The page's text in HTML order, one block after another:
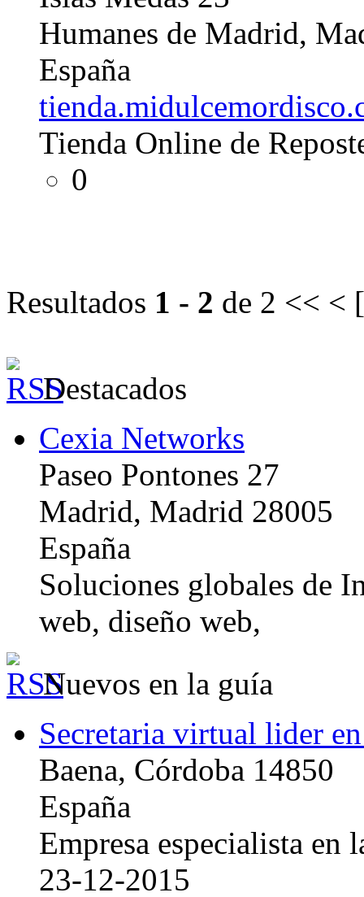
Humanes de Madrid,
España
Tienda Online de
0
Resultados 1 - 2 de 2 << < [
Destacados
Cexia Networks
Paseo Pontones 27
Madrid, Madrid 28005
España
Soluciones globales de
web, diseño web,
Nuevos en la guía
Secretaria virtual lider
Baena, Córdoba 14850
España
Empresa especialista en
23-12-2015